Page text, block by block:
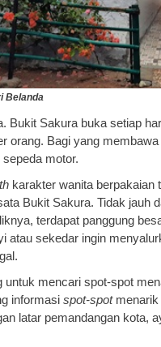
Belanda
Bukit Sakura buka setiap
orang. Bagi yang
motor.
karakter wanita berpakaian
Bukit Sakura. Tidak jauh
terdapat panggung
atau sekedar ingin
untuk mencari spot-spot
informasi spot-spotmenarik
latar pemandangan kota,